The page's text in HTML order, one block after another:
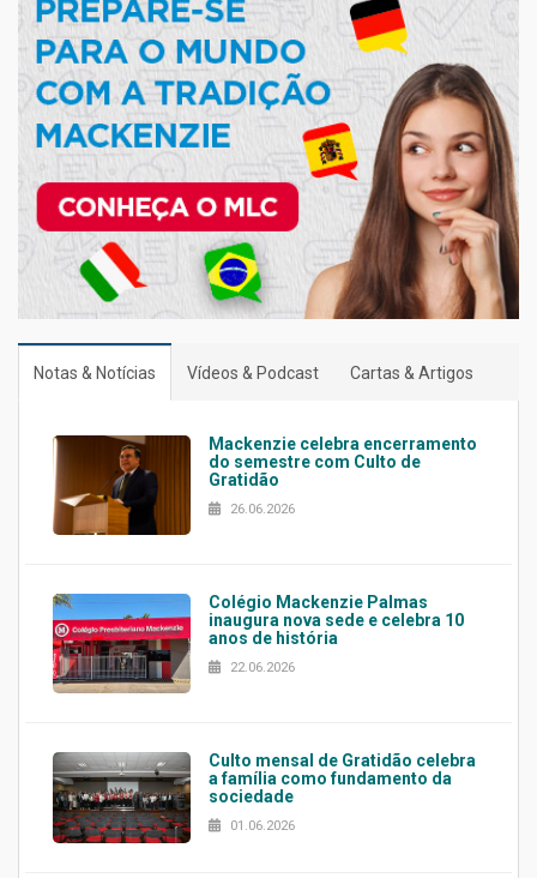
Notas & Notícias Vídeos & Podcast Cartas & Artigos
Mackenzie celebra encerramento
do semestre com Culto de
Gratidão
26.06.2026
Colégio Mackenzie Palmas
inaugura nova sede e celebra 10
anos de história
22.06.2026
Culto mensal de Gratidão celebra
a família como fundamento da
sociedade
01.06.2026